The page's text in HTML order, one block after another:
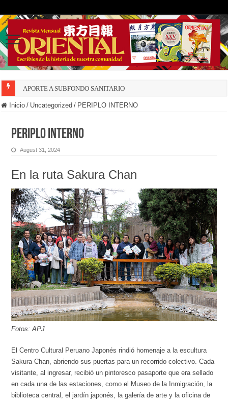
APORTE A SUBFONDO SANITARIO
Inicio / Uncategorized / PERIPLO INTERNO
PERIPLO INTERNO
August 31, 2024
En la ruta Sakura Chan
Fotos: APJ
El Centro Cultural Peruano Japonés rindió homenaje a la escultura
Sakura Chan, abriendo sus puertas para un recorrido colectivo. Cada
visitante, al ingresar, recibió un pintoresco pasaporte que era sellado
en cada una de las estaciones, como el Museo de la Inmigración, la
biblioteca central, el jardín japonés, la galería de arte y la oficina de